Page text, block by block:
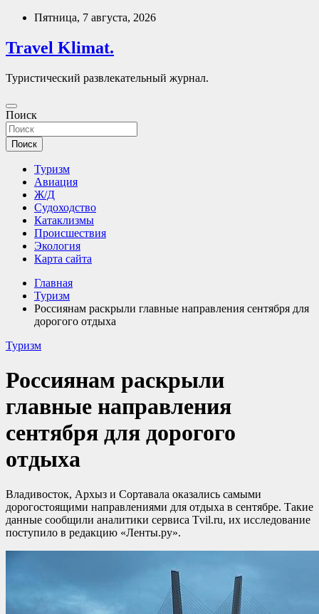
Перейти
содержимому
Пятница, 7 августа, 2026
Travel Klimat.
Туристический развлекательный журнал.
Поиск
Поиск
Туризм
Авиация
Ж/Д
Судоходство
Катаклизмы
Происшествия
Экология
Карта сайта
Главная
Туризм
Россиянам раскрыли главные направления сентября для
дорогого отдыха
Туризм
Россиянам раскрыли
главные направления
сентября для дорогого
отдыха
Владивосток, Архыз и Сортавала оказались самыми
дорогостоящими направлениями для отдыха в сентябре. Такие
данные сообщили аналитики сервиса Tvil.ru, их исследование
поступило в редакцию «Ленты.ру».